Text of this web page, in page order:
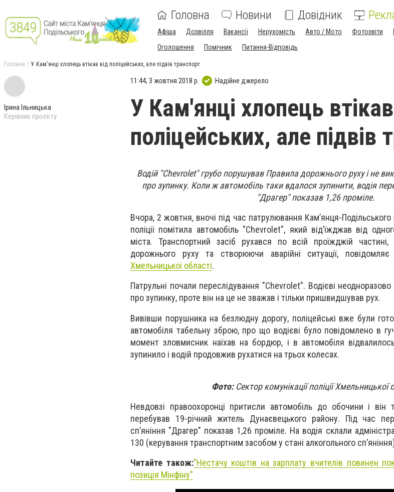
Головна Новини Довідник
Афіша Дозвілля Вакансії Нерухомість Авто / Мото Фотозвіти
Оголошення
Помічник Питання-Відповідь
Головна У Кам'янці хлопець втікав від поліцейських, але підвів транспорт
Ірина Ільницька
Керівник проєкту
11:44, 3 жовтня 2018 р. Надійне джерело
У Кам'янці хлопець
поліцейських, але підвів
Водій "Chevrolet" грубо порушував Правила дорожнього руху і не
про зупинку. Коли ж автомобіль таки вдалося зупинити, водія
"Драгер" показав 1,26 проміле.
Вчора, 2 жовтня, вночі під час патрулювання Кам’янця-Подільського
поліції помітила автомобіль "Chevrolet", який від’їжджав від
міста. Транспортний засіб рухався по всій проїжджій
дорожнього руху та створюючи аварійні ситуації, повідомляє
Хмельницької області.
Патрульні почали переслідування "Chevrolet". Водієві
про зупинку, проте він на це не зважав і тільки пришвидшував рух.
Вивівши порушника на безлюдну дорогу, поліцейські вже були
автомобіля табельну зброю, про що водієві було повідомлено в
момент зловмисник наїхав на бордюр, і в автомобіля
зупинило і водій продовжив рухатися на трьох колесах.
Фото: Сектор комунікації поліції Хмельницької
Невдовзі правоохоронці притисли автомобіль до обочини і
перебував 19-річний житель Дунаєвецького району. Під час
сп’яніння "Драгер" показав 1,26 проміле. На водія склали
130 (керування транспортним засобом у стані алкогольного
Читайте також:"Нестачу коштів на зарплату вчителів повинен
позиція Мінфіну"